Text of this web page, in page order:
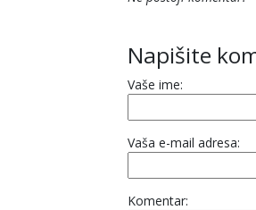
Napišite
Vaše ime:
Vaša e-mail adresa:
Komentar: